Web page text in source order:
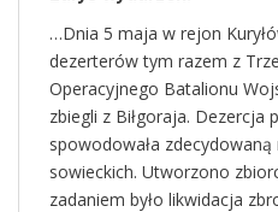
…Dnia 5 maja w rejon
dezerterów tym razem z
Operacyjnego Batalionu
zbiegli z Biłgoraja. Dezercja
spowodowała
sowieckich. Utworzono
zadaniem było likwidacja